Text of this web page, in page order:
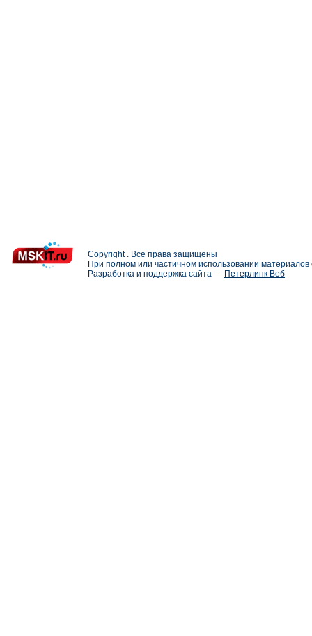
Copyright . Все права защищены
При полном или частичном использовании
Разработка и поддержка сайта — Петерлинк Веб